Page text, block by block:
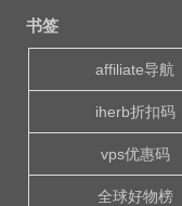
书签
affiliate导航
iherb折扣码
vps优惠码
全球好物榜